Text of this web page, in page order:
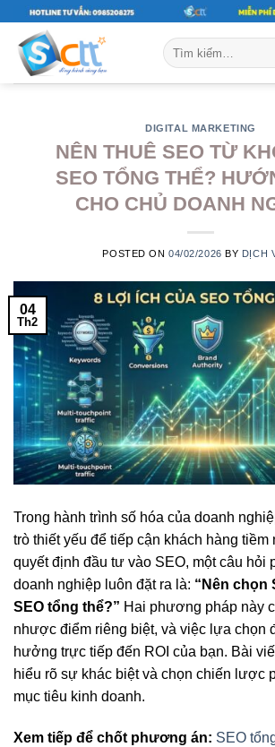
content
Tìm
kiếm:
DIGITAL MARKETING
NÊN THUÊ SEO TỪ
SEO TỔNG THỂ?
CHO CHỦ DOANH
POSTED ON04/02/2026 BY DỊCH
04
Th2
Trong hành trình số hóa của doanh
trò thiết yếu để tiếp cận khách hàng
quyết định đầu tư vào SEO, một câu hỏi
doanh nghiệp luôn đặt ra là: “Nên chọn
SEO tổng thể?” Hai phương pháp này
nhược điểm riêng biệt, và việc lựa chọn
hưởng trực tiếp đến ROI của bạn. Bài
hiểu rõ sự khác biệt và chọn chiến lược
mục tiêu kinh doanh.
Xem tiếp để chốt phương án: SEO